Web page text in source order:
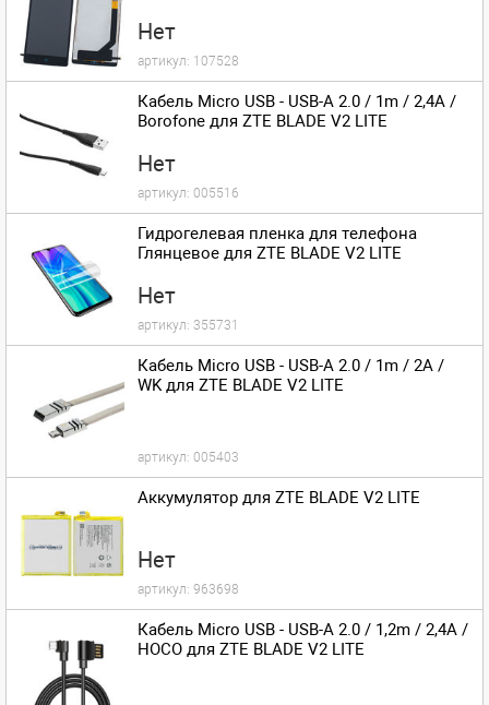
Нет
артикул: 107528
Кабель Micro USB - USB-A 2.0 / 1m / 2,4A /
Borofone для ZTE BLADE V2 LITE
Нет
артикул: 005516
Гидрогелевая пленка для телефона
Глянцевое для ZTE BLADE V2 LITE
Нет
артикул: 355731
Кабель Micro USB - USB-A 2.0 / 1m / 2A /
WK для ZTE BLADE V2 LITE
артикул: 005403
Аккумулятор для ZTE BLADE V2 LITE
Нет
артикул: 963698
Кабель Micro USB - USB-A 2.0 / 1,2m / 2,4A /
HOCO для ZTE BLADE V2 LITE